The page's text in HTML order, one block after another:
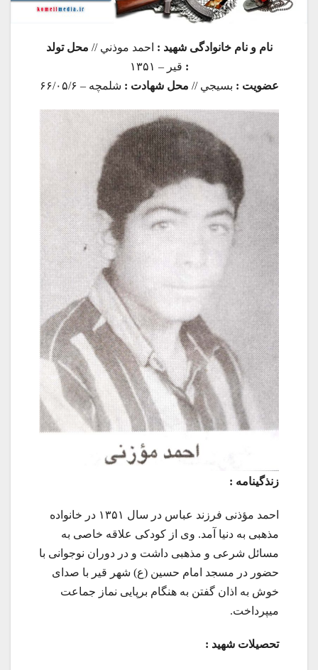
نام و نام خانوادگی شهید : احمد موذني // محل تولد
: قير – ۱۳۵۱
عضویت : بسيجي // محل شهادت : شلمچه – ۶۶/۰۵/۶
زنذگينامه :
احمد مؤذنی فرزند عباس در سال ۱۳۵۱ در خانواده
مذهبی به دنیا آمد. وی از کودکی علاقه خاصی به
مسائل شرعی و مذهبی داشت و در دوران نوجوانی با
حضور در مسجد امام حسین (ع) شهر قیر با صدای
خوش به اذان گفتن به هنگام برپایی نماز جماعت
میپرداخت.
تحصيلات شهيد :